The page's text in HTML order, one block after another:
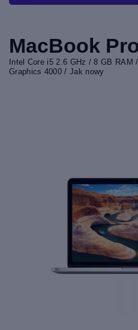
MacBook
Intel Core i5 2.6 GHz / 8 GB
Graphics 4000 / Jak nowy